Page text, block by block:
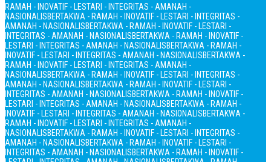
RAMAH - INOVATIF - LESTARI - INTEGRITAS - AMANAH -
NASIONALISBERTAKWA - RAMAH - INOVATIF - LESTARI - INTEGRITAS -
AMANAH - NASIONALISBERTAKWA - RAMAH - INOVATIF - LESTARI -
INTEGRITAS - AMANAH - NASIONALISBERTAKWA - RAMAH - INOVATIF -
LESTARI - INTEGRITAS - AMANAH - NASIONALISBERTAKWA - RAMAH -
INOVATIF - LESTARI - INTEGRITAS - AMANAH - NASIONALISBERTAKWA -
RAMAH - INOVATIF - LESTARI - INTEGRITAS - AMANAH -
NASIONALISBERTAKWA - RAMAH - INOVATIF - LESTARI - INTEGRITAS -
AMANAH - NASIONALISBERTAKWA - RAMAH - INOVATIF - LESTARI -
INTEGRITAS - AMANAH - NASIONALISBERTAKWA - RAMAH - INOVATIF -
LESTARI - INTEGRITAS - AMANAH - NASIONALISBERTAKWA - RAMAH -
INOVATIF - LESTARI - INTEGRITAS - AMANAH - NASIONALISBERTAKWA -
RAMAH - INOVATIF - LESTARI - INTEGRITAS - AMANAH -
NASIONALISBERTAKWA - RAMAH - INOVATIF - LESTARI - INTEGRITAS -
AMANAH - NASIONALISBERTAKWA - RAMAH - INOVATIF - LESTARI -
INTEGRITAS - AMANAH - NASIONALISBERTAKWA - RAMAH - INOVATIF -